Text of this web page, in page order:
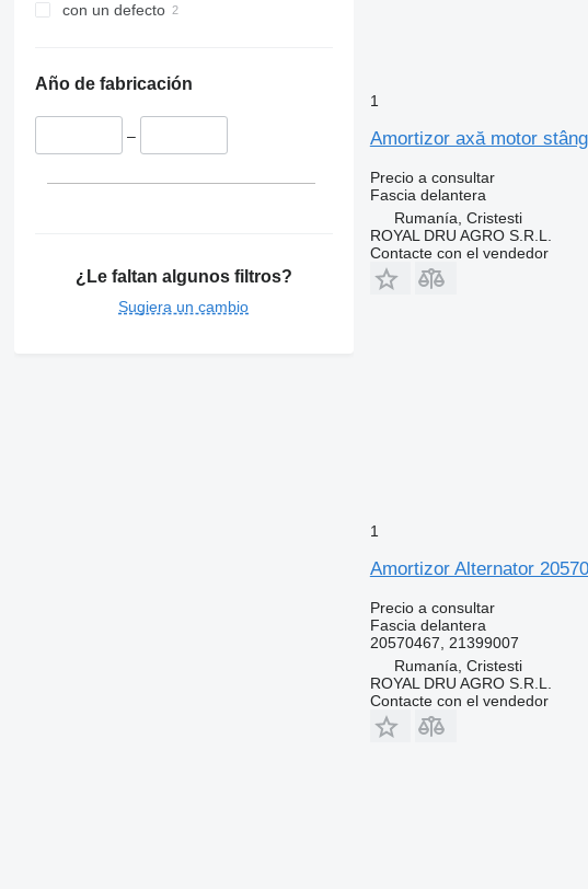
con un defecto
Año de fabricación
–
¿Le faltan algunos filtros?
Sugiera un cambio
1
Amortizor axă motor
Precio a consultar
Fascia delantera
Rumanía, Cristesti
ROYAL DRU AGRO S.R.L.
Contacte con el vendedor
1
Amortizor Alternator
Precio a consultar
Fascia delantera
20570467, 21399007
Rumanía, Cristesti
ROYAL DRU AGRO S.R.L.
Contacte con el vendedor